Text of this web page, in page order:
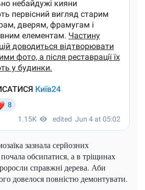
зазнала серйозних
обсипатися, а в тріщинах
справжні дерева. Аби
довелося повністю демонтувати.